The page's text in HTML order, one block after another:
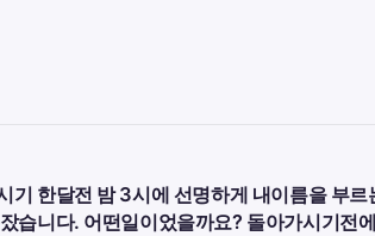
기 한달전 밤 3시에 선명하게 내이름을 부르
습니다. 어떤일이었을까요? 돌아가시기전